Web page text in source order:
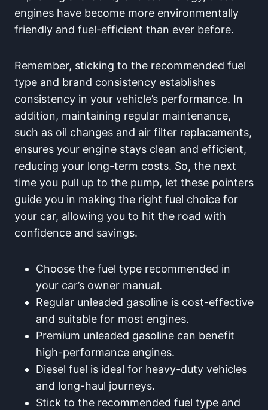
engines have become more environmentally
friendly and fuel-efficient than ever before.
Remember, sticking to the recommended fuel
type and brand consistency​ establishes
consistency in your vehicle’s performance.​ In
addition, maintaining ⁣regular maintenance,‌
such as oil changes and air ‌filter replacements,
ensures your engine stays clean‌ and‌ efficient,
reducing your long-term​ costs.⁤ So, the next
time you pull up to the pump, let these pointers
guide you in making the right fuel ⁣choice for
your car, allowing you to ⁣hit the road with
confidence ⁤and savings.
Choose the fuel type recommended in
your car’s owner manual.
Regular unleaded gasoline is‌ cost-effective
and suitable for ‍most engines.
Premium unleaded gasoline can benefit
high-performance engines.
Diesel fuel is ideal for heavy-duty vehicles
and ⁢long-haul ⁤journeys.
Stick to the recommended fuel type and